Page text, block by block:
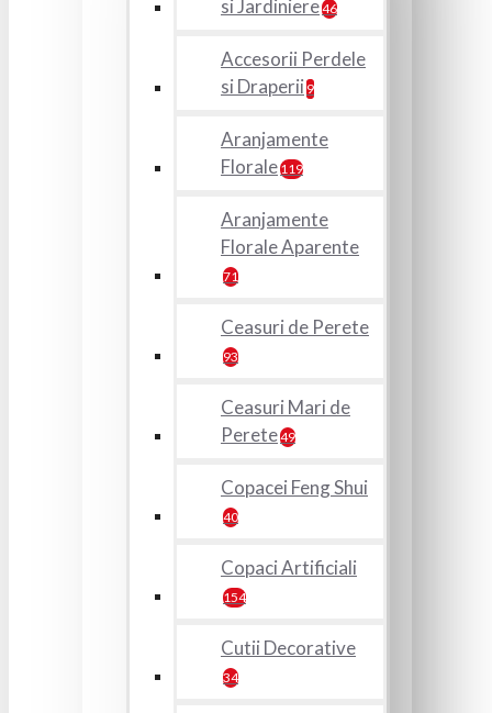
si Jardiniere46
Accesorii Perdele
si Draperii 9
Aranjamente
Florale119
Aranjamente
Florale Aparente
71
Ceasuri de Perete
93
Ceasuri Mari de
Perete49
Copacei Feng Shui
40
Copaci Artificiali
154
Cutii Decorative
34